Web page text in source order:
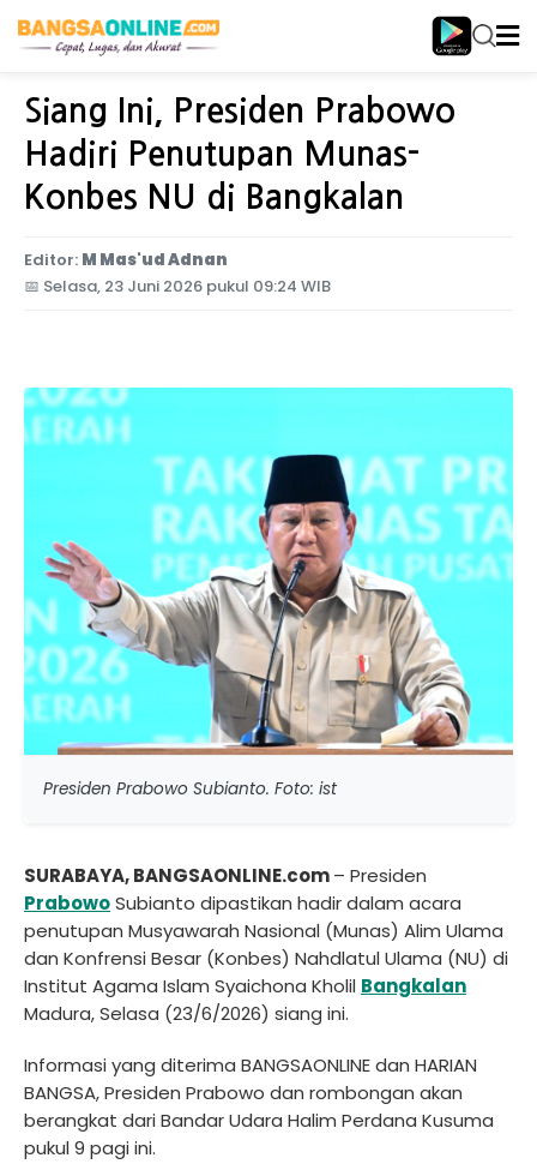
Home Jawa Timur
Siang Ini, Presiden Prabowo
Hadiri Penutupan Munas-
Konbes NU di Bangkalan
Editor: M Mas'ud Adnan
📅 Selasa, 23 Juni 2026 pukul 09:24 WIB
Presiden Prabowo Subianto. Foto: ist
SURABAYA, BANGSAONLINE.com– Presiden
PrabowoSubianto dipastikan hadir dalam acara
penutupan Musyawarah Nasional (Munas) Alim Ulama
dan Konfrensi Besar (Konbes) Nahdlatul Ulama (NU) di
Institut Agama Islam Syaichona Kholil Bangkalan
Madura, Selasa (23/6/2026) siang ini.
Informasi yang diterima BANGSAONLINE dan HARIAN
BANGSA, Presiden Prabowo dan rombongan akan
berangkat dari Bandar Udara Halim Perdana Kusuma
pukul 9 pagi ini.